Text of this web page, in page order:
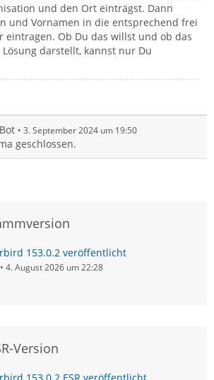
und den Ort einträgst. Dann
und Vornamen in die entsprechend frei
eintragen. Ob Du das willst und ob das
darstellt, kannst nur Du
3. September 2024 um 19:50
geschlossen.
153.0.2 veröffentlicht
4. August 2026 um 22:28
Version